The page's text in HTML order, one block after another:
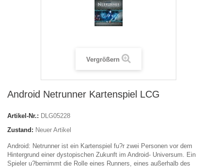
Vergrößern
Android Netrunner Kartenspiel LCG
Artikel-Nr.: DLG05228
Zustand: Neuer Artikel
Android: Netrunner ist ein Kartenspiel fu?r zwei Personen vor dem
Hintergrund einer dystopischen Zukunft im Android- Universum. Ein
Spieler u?bernimmt die Rolle eines Runners, eines außerhalb des